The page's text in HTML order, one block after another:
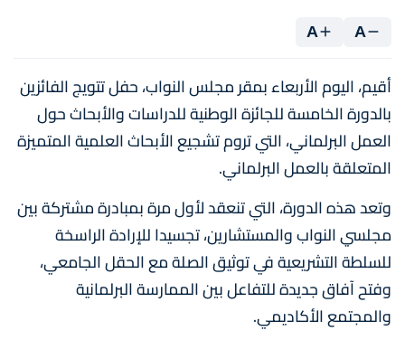
A
A
أقيم، اليوم الأربعاء بمقر مجلس النواب، حفل تتويج الفائزين
بالدورة الخامسة للجائزة الوطنية للدراسات والأبحاث حول
العمل البرلماني، التي تروم تشجيع الأبحاث العلمية المتميزة
المتعلقة بالعمل البرلماني.
وتعد هذه الدورة، التي تنعقد لأول مرة بمبادرة مشتركة بين
مجلسي النواب والمستشارين، تجسيدا للإرادة الراسخة
للسلطة التشريعية في توثيق الصلة مع الحقل الجامعي،
وفتح آفاق جديدة للتفاعل بين الممارسة البرلمانية
والمجتمع الأكاديمي.